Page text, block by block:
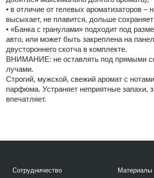
• в отличие от гелевых ароматизаторов –
высыхает, не плавится, дольше
• «Банка с гранулами» подходит под
авто, или может быть закреплена на
двустороннего скотча в комплекте.
ВНИМАНИЕ: не оставлять под прямыми
лучами.
Строгий, мужской, свежий аромат с нотами
парфюма. Устраняет неприятные запахи,
впечатляет.
Сотрудничество Материалы